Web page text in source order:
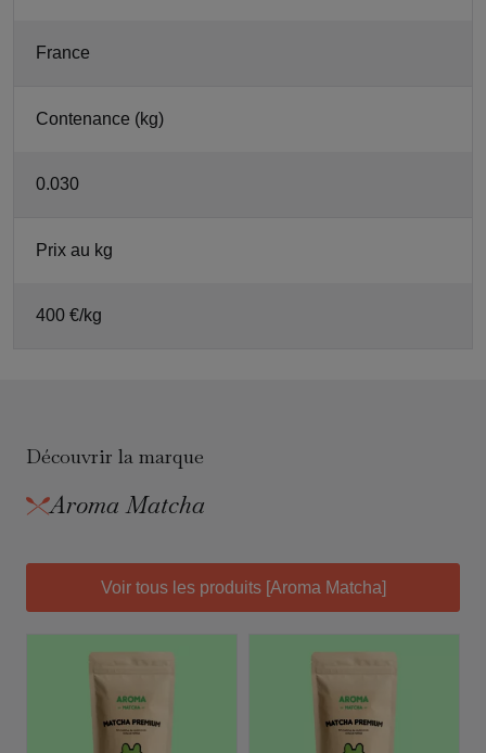
France
Contenance (kg)
0.030
Prix au kg
400 €/kg
Découvrir la marque
Aroma Matcha
Voir tous les produits [Aroma Matcha]